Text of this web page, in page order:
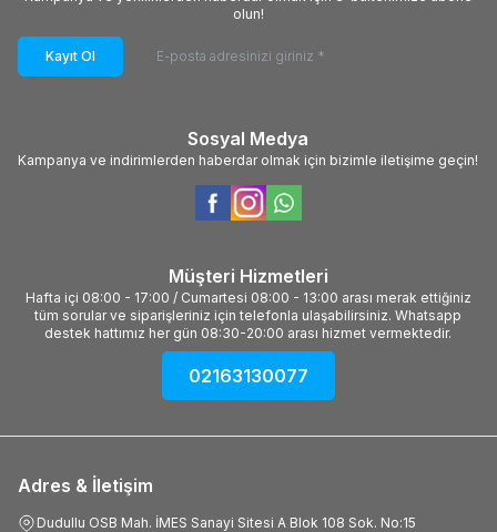
olun!
Kayıt Ol
Sosyal Medya
Kampanya ve indirimlerden haberdar olmak için bizimle iletişime geçin!
Müşteri Hizmetleri
Hafta içi 08:00 - 17:00 / Cumartesi 08:00 - 13:00 arası merak ettiğiniz
tüm sorular ve siparişleriniz için telefonla ulaşabilirsiniz. Whatsapp
destek hattımız her gün 08:30-20:00 arası hizmet vermektedir.
02163130077
Adres & İletişim
Dudullu OSB Mah. İMES Sanayi Sitesi A Blok 108 Sok. No:15